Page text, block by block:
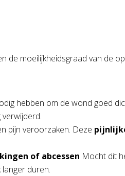
de moeilijkheidsgraad van de
hebben om de wond goed
pijn veroorzaken. Deze
of abcessen Mocht dit
duren.